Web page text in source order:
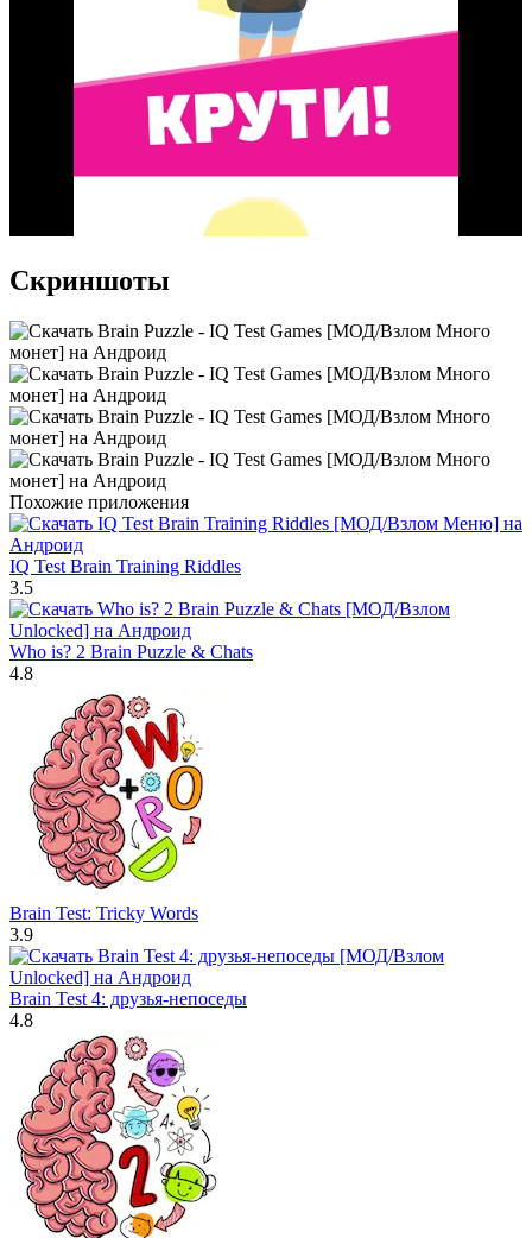
Скриншоты
Похожие приложения
IQ Test Brain Training Riddles
3.5
Who is? 2 Brain Puzzle & Chats
4.8
Brain Test: Tricky Words
3.9
Brain Test 4: друзья-непоседы
4.8